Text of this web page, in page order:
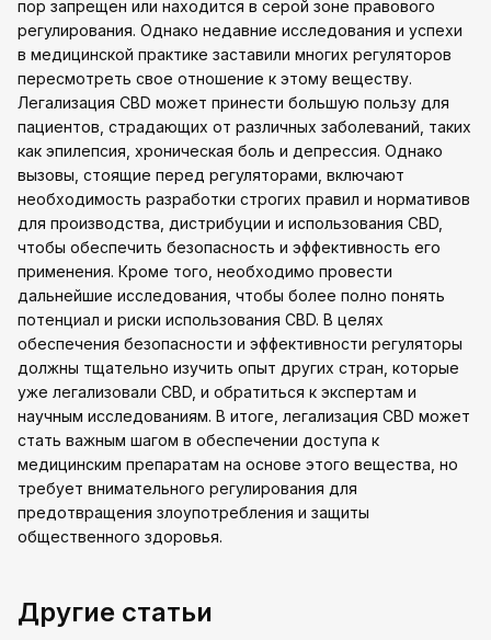
пор запрещен или находится в серой зоне правового
регулирования. Однако недавние исследования и успехи
в медицинской практике заставили многих регуляторов
пересмотреть свое отношение к этому веществу.
Легализация CBD может принести большую пользу для
пациентов, страдающих от различных заболеваний, таких
как эпилепсия, хроническая боль и депрессия. Однако
вызовы, стоящие перед регуляторами, включают
необходимость разработки строгих правил и нормативов
для производства, дистрибуции и использования CBD,
чтобы обеспечить безопасность и эффективность его
применения. Кроме того, необходимо провести
дальнейшие исследования, чтобы более полно понять
потенциал и риски использования CBD. В целях
обеспечения безопасности и эффективности регуляторы
должны тщательно изучить опыт других стран, которые
уже легализовали CBD, и обратиться к экспертам и
научным исследованиям. В итоге, легализация CBD может
стать важным шагом в обеспечении доступа к
медицинским препаратам на основе этого вещества, но
требует внимательного регулирования для
предотвращения злоупотребления и защиты
общественного здоровья.
Другие статьи